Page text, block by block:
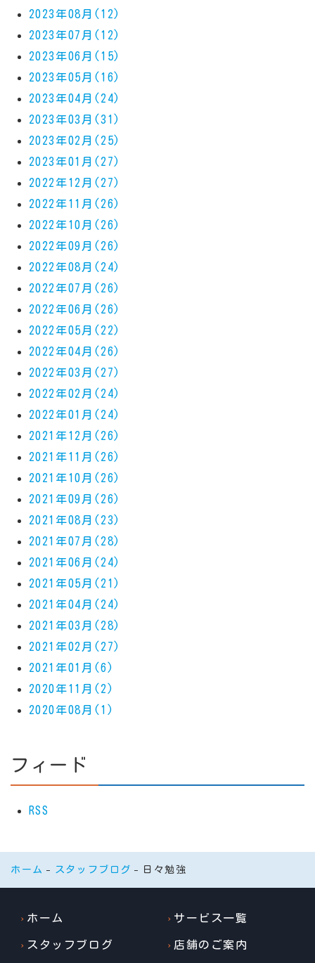
2023年08月(12)
2023年07月(12)
2023年06月(15)
2023年05月(16)
2023年04月(24)
2023年03月(31)
2023年02月(25)
2023年01月(27)
2022年12月(27)
2022年11月(26)
2022年10月(26)
2022年09月(26)
2022年08月(24)
2022年07月(26)
2022年06月(26)
2022年05月(22)
2022年04月(26)
2022年03月(27)
2022年02月(24)
2022年01月(24)
2021年12月(26)
2021年11月(26)
2021年10月(26)
2021年09月(26)
2021年08月(23)
2021年07月(28)
2021年06月(24)
2021年05月(21)
2021年04月(24)
2021年03月(28)
2021年02月(27)
2021年01月(6)
2020年11月(2)
2020年08月(1)
フィード
RSS
ホーム スタッフブログ 日々勉強
ホーム サービス一覧
スタッフブログ 店舗のご案内